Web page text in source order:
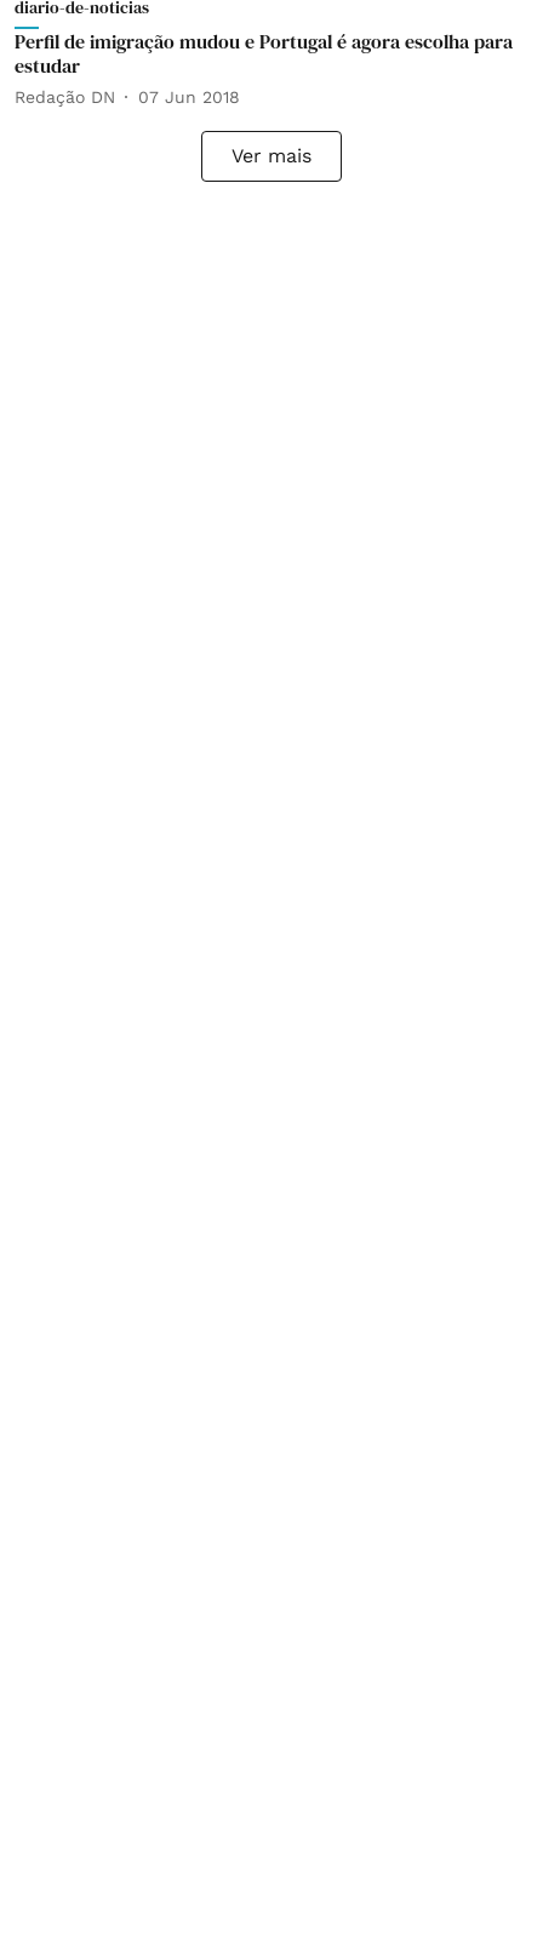
diario-de-noticias
Perfil de imigração mudou e Portugal é agora escolha para
estudar
Redação DN 07 Jun 2018
Ver mais